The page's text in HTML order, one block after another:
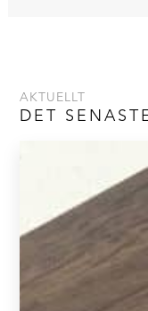
AKTUELLT
DET